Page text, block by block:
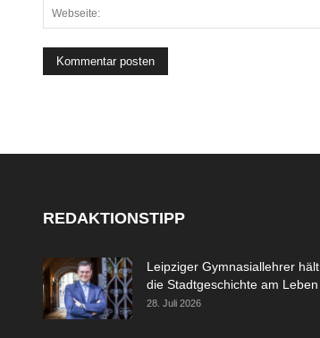
REDAKTIONSTIPP
Leipziger Gymnasiallehrer hält
die Stadtgeschichte am Leben
28. Juli 2026